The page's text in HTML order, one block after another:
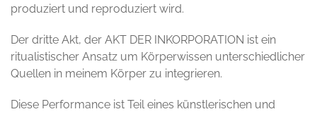
produziert und reproduziert wird.
Der dritte Akt, der AKT DER INKORPORATION ist ein
ritualistischer Ansatz um Körperwissen unterschiedlicher
Quellen in meinem Körper zu integrieren.
Diese Performance ist Teil eines künstlerischen und